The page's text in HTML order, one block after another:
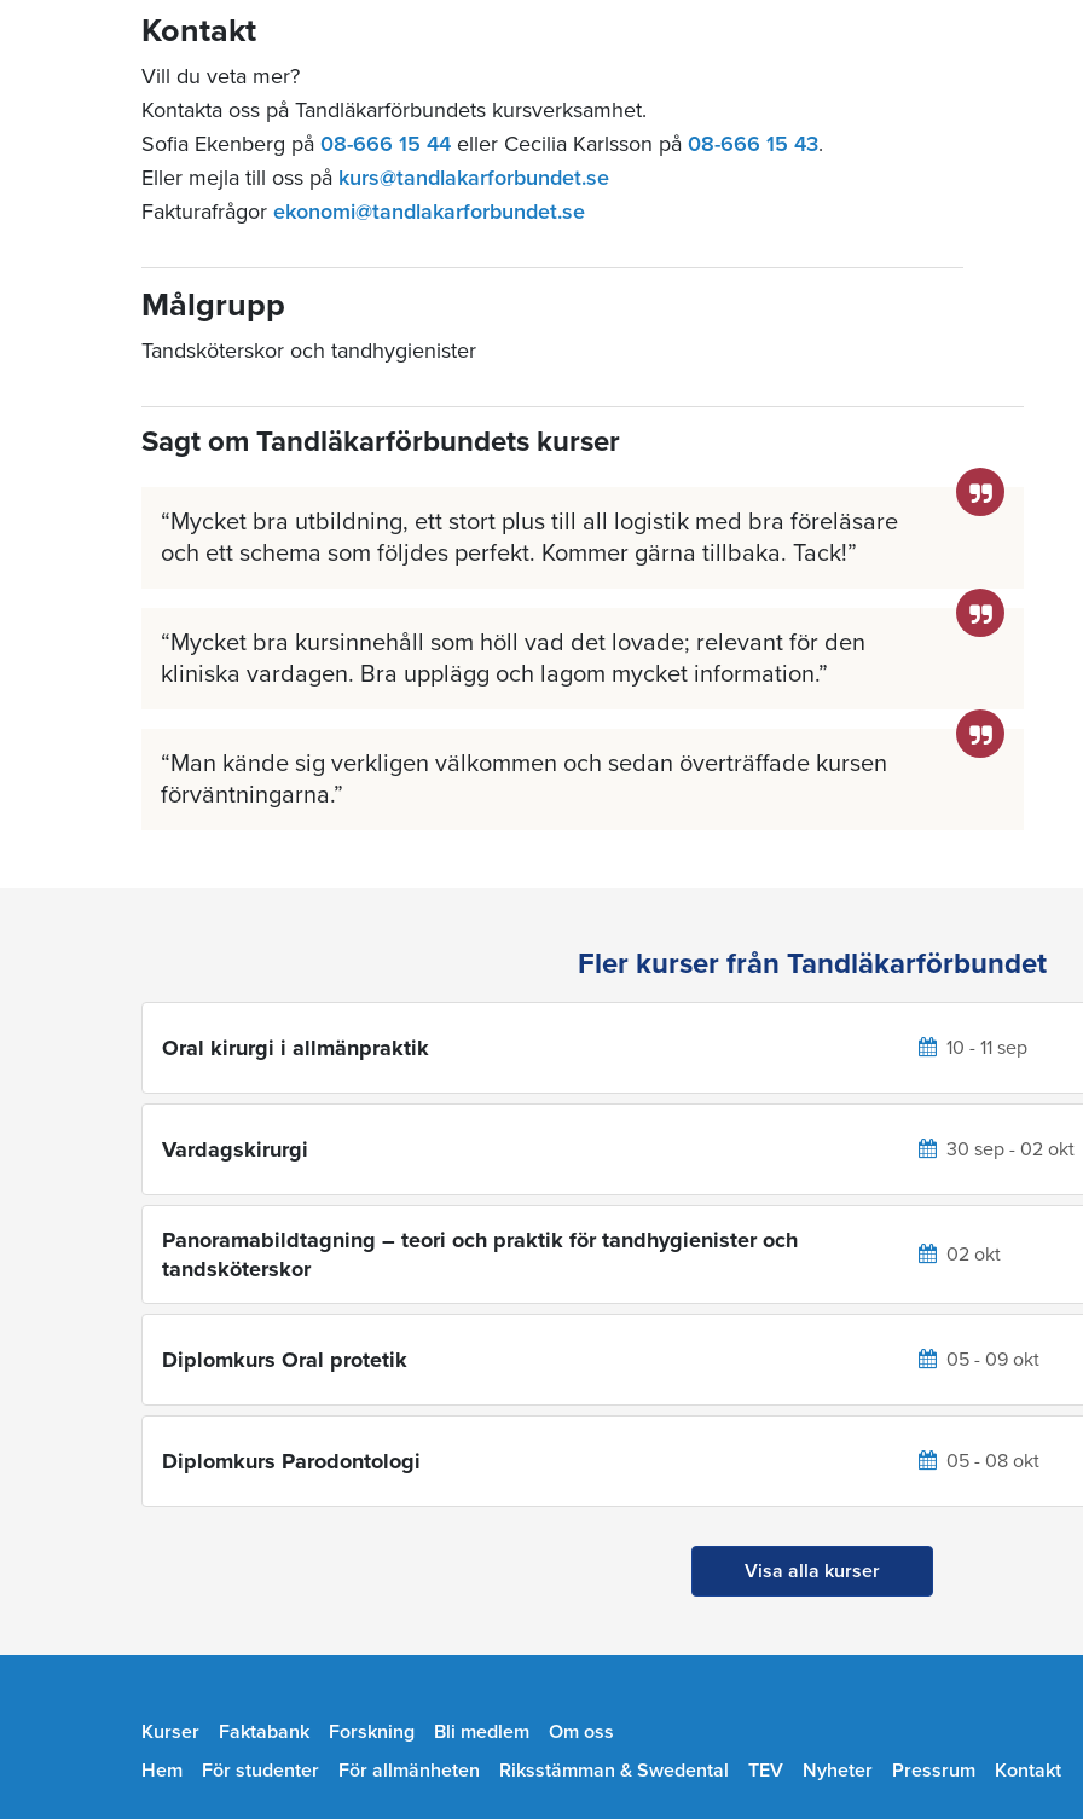
Kontakt
Vill du veta mer?
Kontakta oss på Tandläkarförbundets kursverksamhet.
Sofia Ekenberg på 08-666 15 44 eller Cecilia Karlsson på 08-666 15 43.
Eller mejla till oss på kurs@tandlakarforbundet.se
Fakturafrågor ekonomi@tandlakarforbundet.se
Målgrupp
Tandsköterskor och tandhygienister
Sagt om Tandläkarförbundets kurser
Mycket bra utbildning, ett stort plus till all logistik med bra föreläsare
och ett schema som följdes perfekt. Kommer gärna tillbaka. Tack!
Mycket bra kursinnehåll som höll vad det lovade; relevant för den
kliniska vardagen. Bra upplägg och lagom mycket information.
Man kände sig verkligen välkommen och sedan överträffade kursen
förväntningarna.
Fler kurser från Tandläkarförbundet
Oral kirurgi i allmänpraktik 10 - 11 sep
Vardagskirurgi 30 sep - 02 okt
Panoramabildtagning – teori och praktik för tandhygienister och
tandsköterskor
02 okt
Diplomkurs Oral protetik 05 - 09 okt
Diplomkurs Parodontologi 05 - 08 okt
Visa alla kurser
Kurser Faktabank Forskning Bli medlem
Om oss
Hem
För studenter För allmänheten Riksstämman & Swedental TEV Nyheter Pressrum Kontakt